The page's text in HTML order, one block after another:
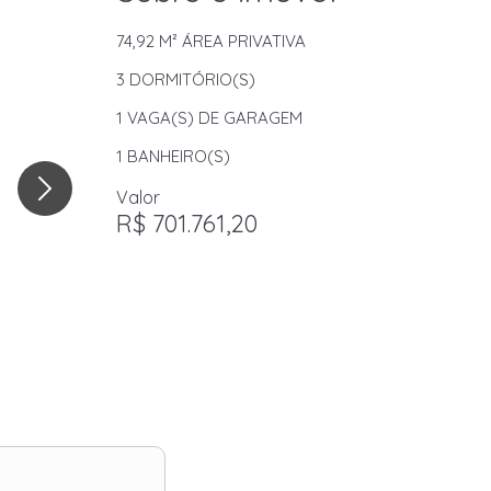
74,92 M² ÁREA PRIVATIVA
3 DORMITÓRIO(S)
1 VAGA(S) DE GARAGEM
1 BANHEIRO(S)
Valor
R$ 701.761,20